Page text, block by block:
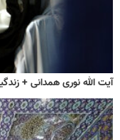
آیت الله نوری همدانی +